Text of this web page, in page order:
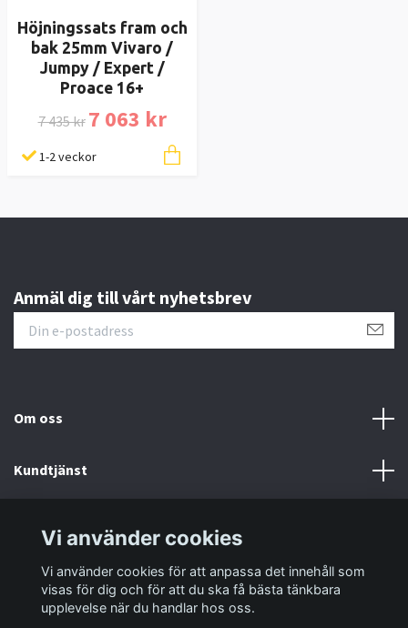
Höjningssats fram och
bak 25mm Vivaro /
Jumpy / Expert /
Proace 16+
7 435 kr 7 063 kr
1-2 veckor
Anmäl dig till vårt nyhetsbrev
Om oss
Kundtjänst
Sociala medier
Vi använder cookies
Vi använder cookies för att anpassa det innehåll som
visas för dig och för att du ska få bästa tänkbara
upplevelse när du handlar hos oss.